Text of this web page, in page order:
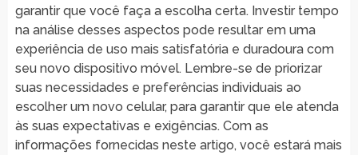
garantir que você faça a escolha certa. Investir tempo
na análise desses aspectos pode resultar em uma
experiência de uso mais satisfatória e duradoura com
seu novo dispositivo móvel. Lembre-se de priorizar
suas necessidades e preferências individuais ao
escolher um novo celular, para garantir que ele atenda
às suas expectativas e exigências. Com as
informações fornecidas neste artigo, você estará mais